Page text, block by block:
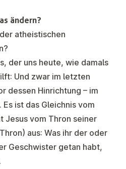
ändern?
atheistischen
der uns heute, wie damals
Und zwar im letzten
dessen Hinrichtung – im
ist das Gleichnis vom
Jesus vom Thron seiner
aus: Was ihr der oder
Geschwister getan habt,